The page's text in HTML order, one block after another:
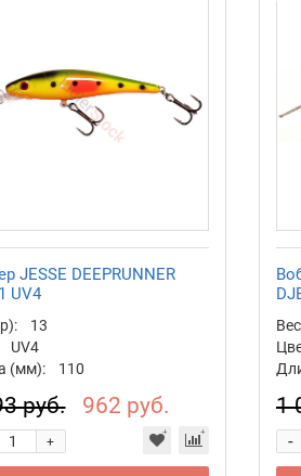
JESSE DEEPRUNNER
UV4
13
UV4
(мм):
110
руб. 962 руб.
+
1
-